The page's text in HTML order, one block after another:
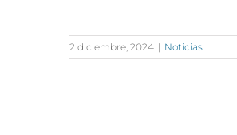
2 diciembre, 2024 | Noticias